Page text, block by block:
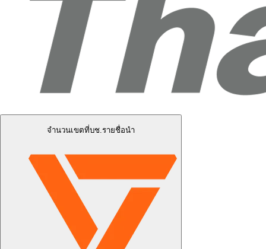
จำนวนเขตที่บช.รายชื่อนำ